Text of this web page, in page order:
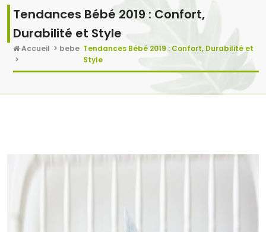
Tendances Bébé 2019 : Confort,
Durabilité et Style
Accueil > bebe
>
Tendances Bébé 2019 : Confort, Durabilité et
Style